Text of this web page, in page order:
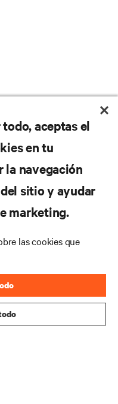
una
lista de correos
novedades de
de la
aceptas el
en tu
la navegación
sitio y ayudar
marketing.
las cookies que